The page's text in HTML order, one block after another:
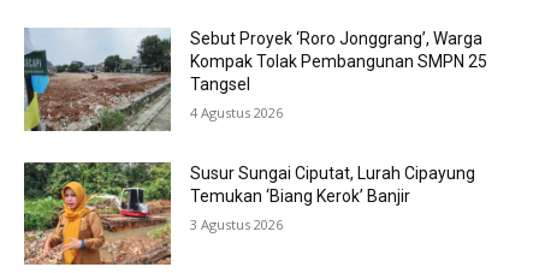
Sebut Proyek ‘Roro Jonggrang’, Warga
Kompak Tolak Pembangunan SMPN 25
Tangsel
4 Agustus 2026
Susur Sungai Ciputat, Lurah Cipayung
Temukan ‘Biang Kerok’ Banjir
3 Agustus 2026